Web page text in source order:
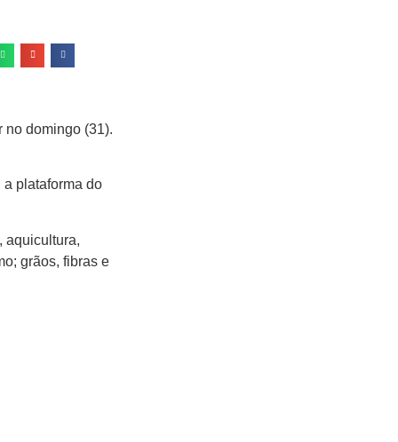
no domingo (31).
plataforma do
aquicultura,
grãos, fibras e